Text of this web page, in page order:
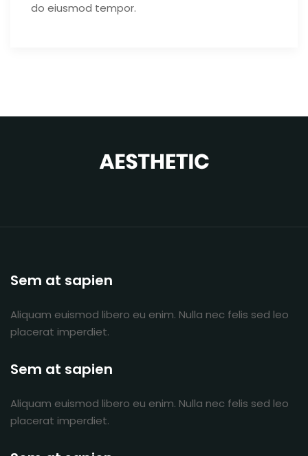
do eiusmod tempor.
Sem at sapien
Aliquam euismod libero eu enim. Nulla nec felis sed leo
placerat imperdiet.
Sem at sapien
Aliquam euismod libero eu enim. Nulla nec felis sed leo
placerat imperdiet.